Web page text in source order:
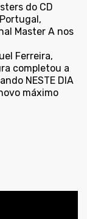
do CD
Master A nos
Ferreira,
completou a
NESTE DIA
máximo